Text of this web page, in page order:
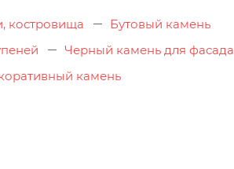
костровища
Бутовый камень
Черный камень для фасада
камень